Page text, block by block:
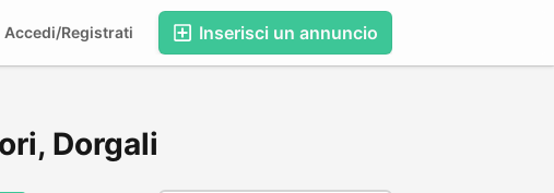
Inserisci un annuncio
Accedi/Registrati
Dorgali